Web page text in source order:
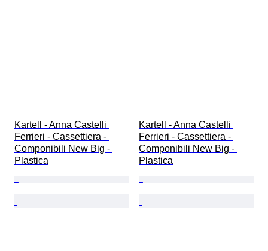
Kartell - Anna Castelli
Ferrieri - Cassettiera -
Componibili New Big -
Plastica
Kartell - Anna Castelli
Ferrieri - Cassettiera -
Componibili New Big -
Plastica